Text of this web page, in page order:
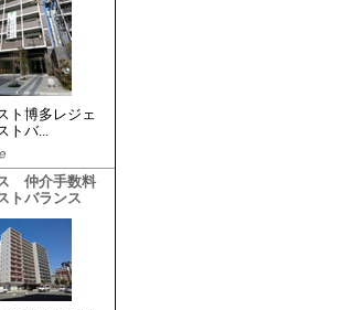
ト博多レジェ
トバ...
仲介手数料
トバランス